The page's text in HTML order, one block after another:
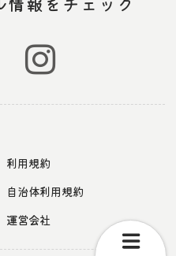
利用規約
自治体利用規約
運営会社